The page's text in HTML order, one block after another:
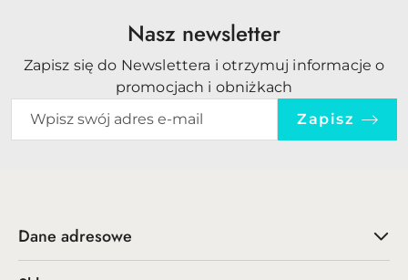
Nasz newsletter
Zapisz się do Newslettera i otrzymuj informacje o
promocjach i obniżkach
Zapisz
Dane adresowe